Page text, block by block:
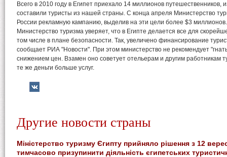
Всего в 2010 году в Египет приехало 14 миллионов путешественников,
составили туристы из нашей страны. С конца апреля Министерство
России рекламную кампанию, выделив на эти цели более $3 миллионов.
Министерство туризма уверяет, что в Египте делается все для
том числе в плане безопасности. Так, увеличено финансирование
сообщает РИА "Новости". При этом министерство не рекомендует
снижением цен. Взамен оно советует отельерам и другим работникам
те же деньги больше услуг.
Другие новости страны
Міністерство туризму Єгипту прийняло рішення з 12
тимчасово призупинити діяльність єгипетських